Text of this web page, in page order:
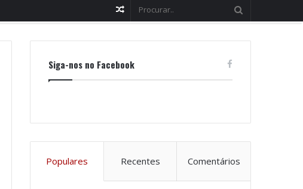
Random
Siga-nos no Facebook
Populares Recentes Comentários